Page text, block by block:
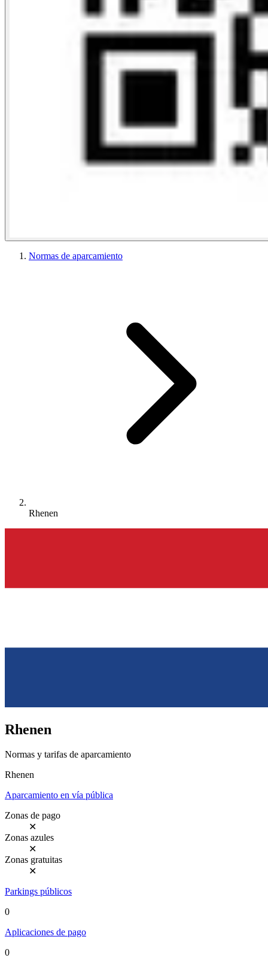
Normas de aparcamiento
Rhenen
Rhenen
Normas y tarifas de aparcamiento
Rhenen
Aparcamiento en vía pública
Zonas de pago
✕
Zonas azules
✕
Zonas gratuitas
✕
Parkings públicos
0
Aplicaciones de pago
0